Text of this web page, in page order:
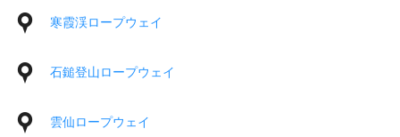
寒霞渓ロープウェイ
石鎚登山ロープウェイ
雲仙ロープウェイ